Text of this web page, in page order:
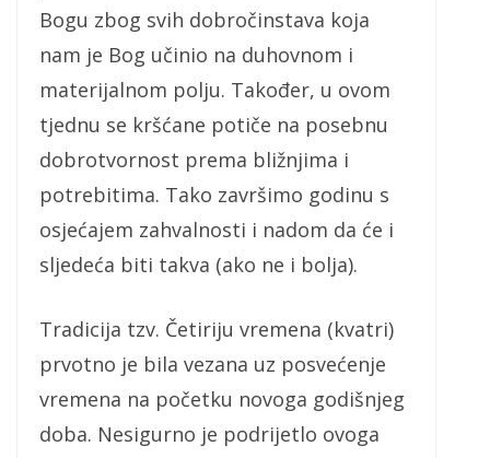
Bogu zbog svih dobročinstava koja
nam je Bog učinio na duhovnom i
materijalnom polju. Također, u ovom
tjednu se kršćane potiče na posebnu
dobrotvornost prema bližnjima i
potrebitima. Tako završimo godinu s
osjećajem zahvalnosti i nadom da će i
sljedeća biti takva (ako ne i bolja).
Tradicija tzv. Četiriju vremena (kvatri)
prvotno je bila vezana uz posvećenje
vremena na početku novoga godišnjeg
doba. Nesigurno je podrijetlo ovoga